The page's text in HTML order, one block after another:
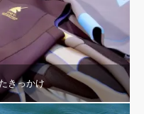
きっかけ